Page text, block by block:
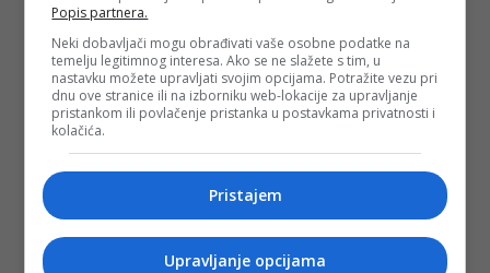
Popis partnera.
Neki dobavljači mogu obrađivati vaše osobne podatke na
temelju legitimnog interesa. Ako se ne slažete s tim, u
nastavku možete upravljati svojim opcijama. Potražite vezu pri
dnu ove stranice ili na izborniku web-lokacije za upravljanje
pristankom ili povlačenje pristanka u postavkama privatnosti i
kolačića.
Pristajem
Upravljanje opcijama